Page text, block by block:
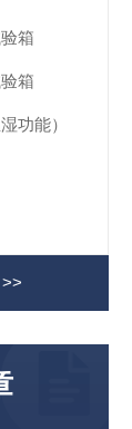
箱
箱
功能）